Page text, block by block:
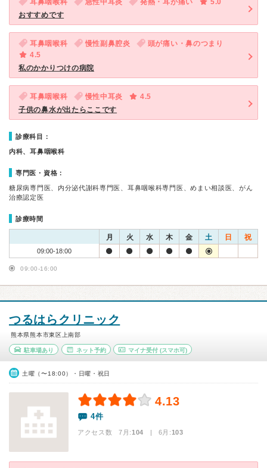
耳鼻咽喉科 急性中耳炎 発熱・耳が痛い
5.0
おすすめです
耳鼻咽喉科 慢性副鼻腔炎
頭が痛い・鼻のつまり
4.5
私のかかりつけの病院
耳鼻咽喉科 慢性中耳炎
4.5
子供の鼻水が出たらここです
診療科目：
内科、耳鼻咽喉科
専門医・資格：
糖尿病専門医、内分泌代謝科専門医、耳鼻咽喉科専門医、めまい相談医、がん
治療認定医
診療時間
月 火 水 木 金 土 日 祝
09:00-18:00
09:00-16:00
つるはらクリニック
熊本県熊本市東区上南部
駐車場あり ネット予約 マイナ受付 (スマホ可)
土曜（〜18:00）・日曜・祝日
4.13
4件
アクセス数 7月:104 | 6月:103